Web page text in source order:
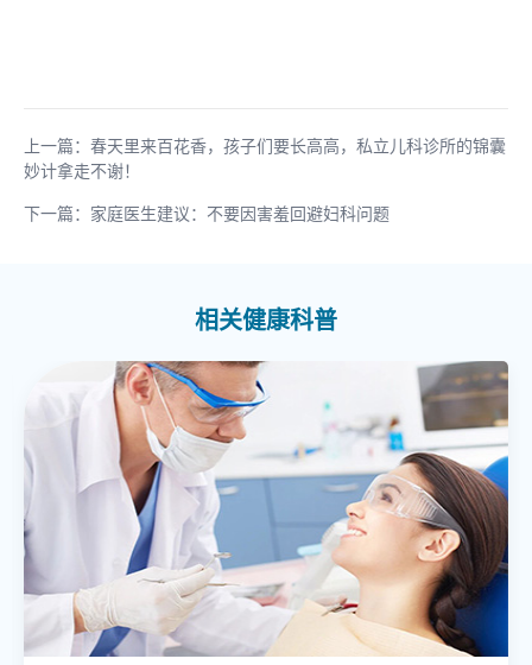
上一篇：春天里来百花香，孩子们要长高高，私立儿科诊所的锦囊
妙计拿走不谢！
下一篇：家庭医生建议：不要因害羞回避妇科问题
相关健康科普